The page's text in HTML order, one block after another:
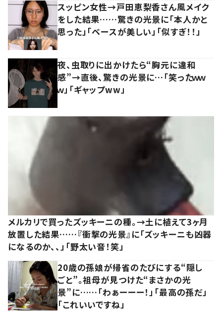
スッピン女性→戸田恵梨香さん風メイク
をした結果……驚きの光景に「本人かと
思った」「ベースが美しい」「似すぎ！！」
夜、虫取りに出かけたら“胸元に違和
感”→直後、驚きの光景に…「笑ったｗｗ
ｗ」「ギャップww」
メルカリで買ったズッキーニの種。→土に植えて3ヶ月
放置した結果……『衝撃の光景』に「ズッキーニも凶器
になるのか、、」「野太い音！笑」
20歳の孫娘が帰省のたびにする“隠し
ごと”。祖母が見つけた“まさかの光
景”に……「わぁーーー！」「最高の孫だ」
「これいいですね」